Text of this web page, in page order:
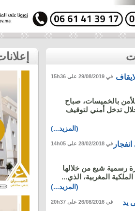
بالخميسات، صباح
خلال تدخل أمني لتوقيف
(المزيد...)
في 29/08/2019 على 15h36
رسمية شيع من خلالها
المغربية، الذي...
(المزيد...)
في 28/02/2018 على 14h05
يد
في 26/08/2016 على 20h37